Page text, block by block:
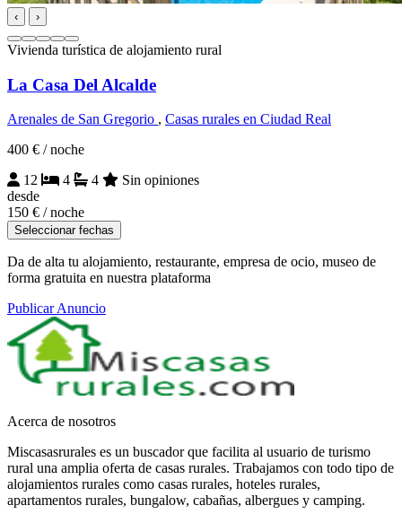
‹ ›
Vivienda turística de alojamiento rural
La Casa Del Alcalde
Arenales de San Gregorio , Casas rurales en Ciudad Real
400 € / noche
12
4 4
Sin opiniones
desde
150 € / noche
Seleccionar fechas
Da de alta tu alojamiento, restaurante, empresa de ocio, museo de
forma gratuita en nuestra plataforma
Publicar Anuncio
Acerca de nosotros
Miscasasrurales es un buscador que facilita al usuario de turismo
rural una amplia oferta de casas rurales. Trabajamos con todo tipo de
alojamientos rurales como casas rurales, hoteles rurales,
apartamentos rurales, bungalow, cabañas, albergues y camping.